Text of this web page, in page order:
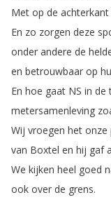
Met op de achterkant
En zo zorgen deze
onder andere de
en betrouwbaar op
En hoe gaat NS in de
metersamenleving
Wij vroegen het onze
van Boxtel en hij gaf
We kijken heel goed
ook over de grens.